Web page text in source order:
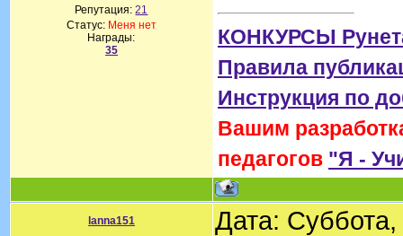
Репутация:21
Статус: Меня нет
Награды:
35
КОНКУРСЫ
Правила
Инструкция по
Вашим
педагогов "Я -
lanna151 Дата: